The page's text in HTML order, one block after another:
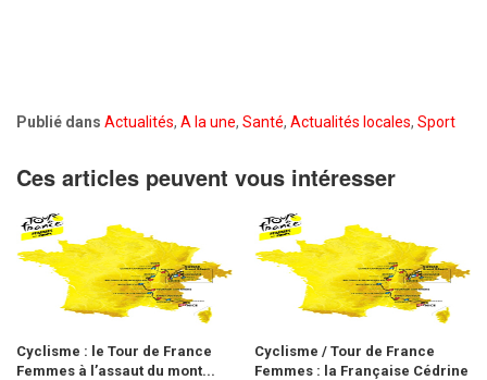
Publié dans Actualités, A la une, Santé, Actualités locales, Sport
Ces articles peuvent vous intéresser
Cyclisme : le Tour de France
Femmes à l’assaut du mont...
Cyclisme / Tour de France
Femmes : la Française Cédrine